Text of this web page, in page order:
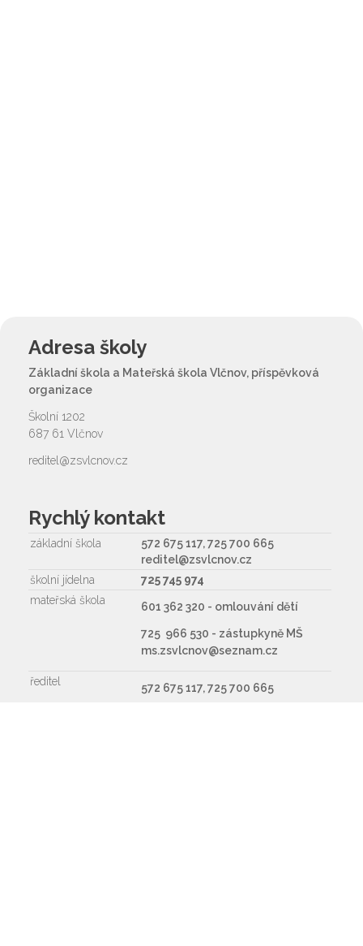
Adresa školy
Základní škola a Mateřská škola Vlčnov, příspěvková
organizace
Školní 1202
687 61 Vlčnov
reditel@zsvlcnov.cz
Rychlý kontakt
základní škola
572 675 117, 725 700 665
reditel@zsvlcnov.cz
školní jídelna
725 745 974
mateřská škola
601 362 320 - omlouvání dětí
725 966 530 - zástupkyně MŠ
ms.zsvlcnov@seznam.cz
ředitel 572 675 117, 725 700 665